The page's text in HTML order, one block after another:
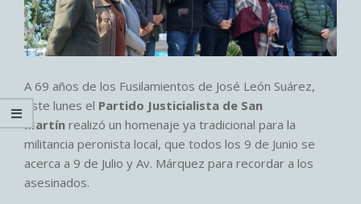
A 69 años de los Fusilamientos de José León Suárez,
este lunes el Partido Justicialista de San
Martín realizó un homenaje ya tradicional para la
militancia peronista local, que todos los 9 de Junio se
acerca a 9 de Julio y Av. Márquez para recordar a los
asesinados.